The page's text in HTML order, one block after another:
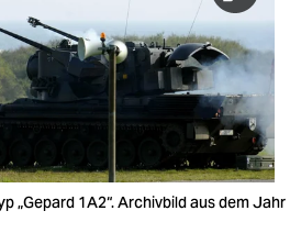
„Gepard 1A2“. Archivbild aus dem Jahr